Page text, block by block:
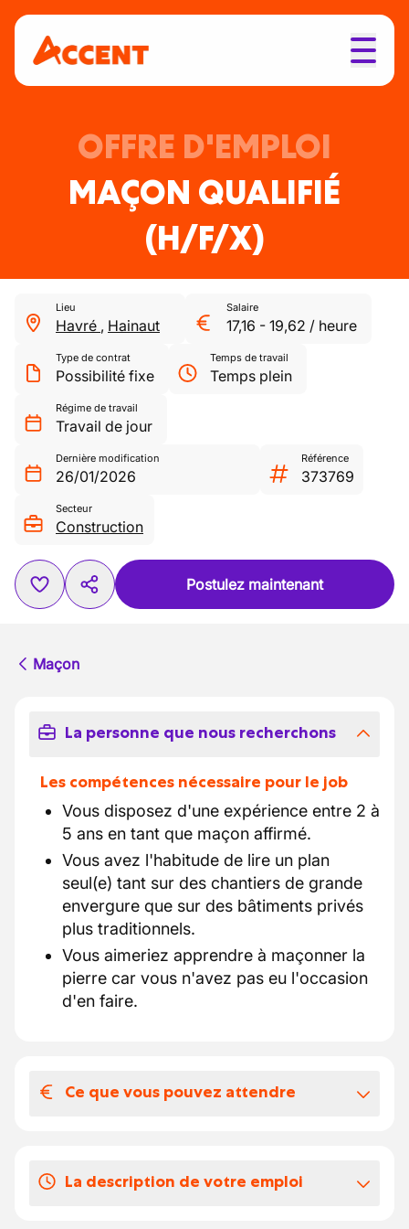
OFFRE D'EMPLOI
MAÇON QUALIFIÉ
(H/F/X)
Lieu
Havré , Hainaut
Salaire
17,16 - 19,62 / heure
Type de contrat
Possibilité fixe
Temps de travail
Temps plein
Régime de travail
Travail de jour
Dernière modification
26/01/2026
Référence
373769
Secteur
Construction
Postulez maintenant
Maçon
La personne que nous recherchons
Les compétences nécessaire pour le job
Vous disposez d'une expérience entre 2 à
5 ans en tant que maçon affirmé.
Vous avez l'habitude de lire un plan
seul(e) tant sur des chantiers de grande
envergure que sur des bâtiments privés
plus traditionnels.
Vous aimeriez apprendre à maçonner la
pierre car vous n'avez pas eu l'occasion
d'en faire.
Ce que vous pouvez attendre
3 bonnes raisons de nous rejoindre :
La description de votre emploi